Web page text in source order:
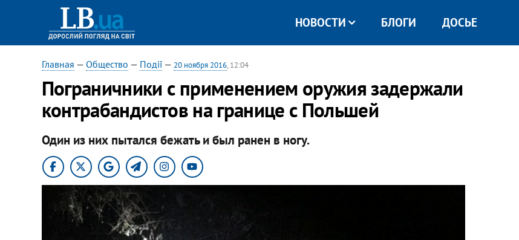
НОВОСТИ БЛОГИ ДОСЬЕ
Главная — Общество — Події— 20 ноября 2016, 12:04
Пограничники с применением оружия задержали
контрабандистов на границе с Польшей
Один из них пытался бежать и был ранен в ногу.